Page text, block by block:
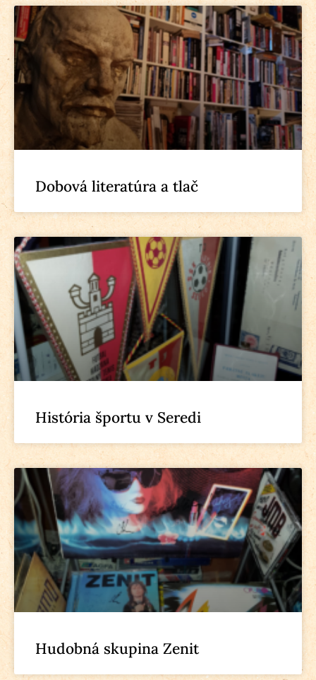
Dobová literatúra a tlač
História športu v Seredi
Hudobná skupina Zenit